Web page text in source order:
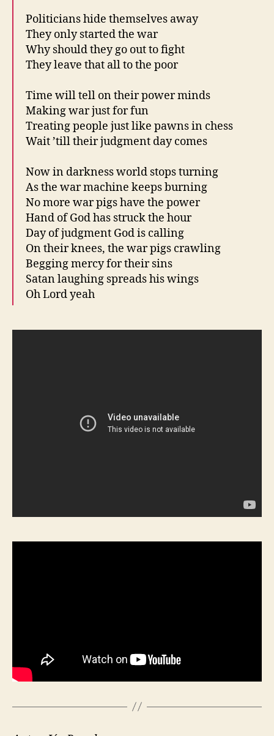
Politicians hide themselves away
They only started the war
Why should they go out to fight
They leave that all to the poor
Time will tell on their power minds
Making war just for fun
Treating people just like pawns in chess
Wait ’till their judgment day comes
Now in darkness world stops turning
As the war machine keeps burning
No more war pigs have the power
Hand of God has struck the hour
Day of judgment God is calling
On their knees, the war pigs crawling
Begging mercy for their sins
Satan laughing spreads his wings
Oh Lord yeah